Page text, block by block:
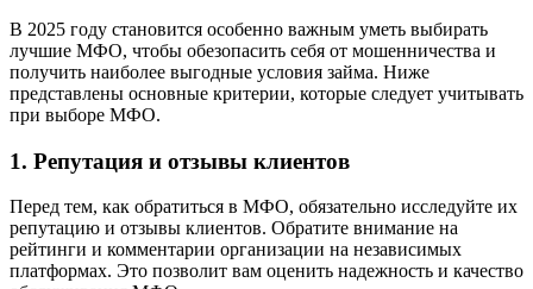
В 2025 году становится особенно важным уметь выбирать
лучшие МФО, чтобы обезопасить себя от мошенничества и
получить наиболее выгодные условия займа. Ниже
представлены основные критерии, которые следует учитывать
при выборе МФО.
1. Репутация и отзывы клиентов
Перед тем, как обратиться в МФО, обязательно исследуйте их
репутацию и отзывы клиентов. Обратите внимание на
рейтинги и комментарии организации на независимых
платформах. Это позволит вам оценить надежность и качество